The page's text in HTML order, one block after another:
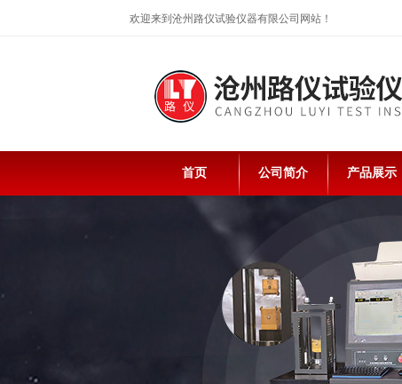
欢迎来到沧州路仪试验仪器有限公司网站！
首页 公司简介 产品展示